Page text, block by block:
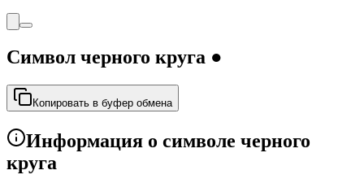
Символ черного круга ●
Копировать в буфер обмена
Информация о символе черного
круга